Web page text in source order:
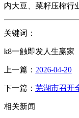
内大豆、菜籽压榨行
关键词：
k8一触即发人生赢家
上一篇： 2026-04-20
下一篇： 芜湖市召开
相关新闻